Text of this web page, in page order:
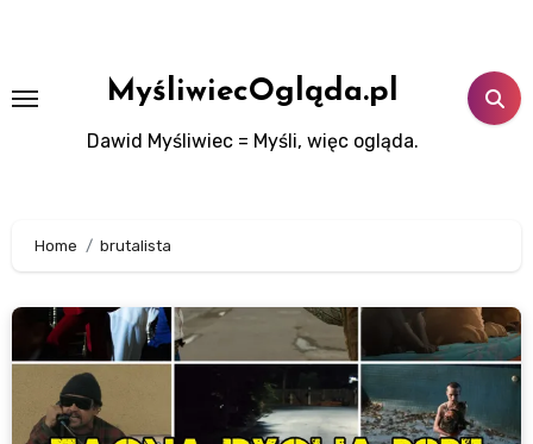
MyśliwiecOgląda.pl
Dawid Myśliwiec = Myśli, więc ogląda.
Home brutalista